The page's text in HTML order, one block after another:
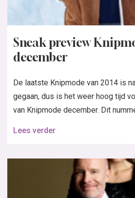
Sneak preview
december
De laatste Knipmode van 2014 is
gegaan, dus is het weer hoog tijd
van Knipmode december. Dit
Lees verder